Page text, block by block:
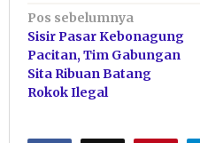
Navigasi
pos
Pos sebelumnya
Sisir Pasar Kebonagung
Pacitan, Tim Gabungan
Sita Ribuan Batang
Rokok Ilegal